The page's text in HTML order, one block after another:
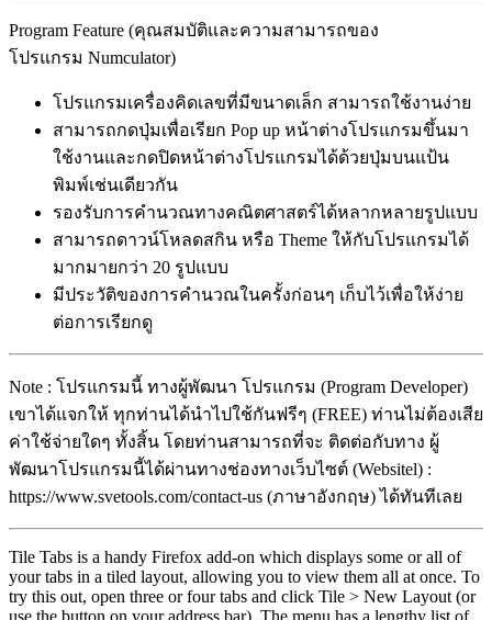
Program Feature (คุณสมบัติและความสามารถของ
โปรแกรม Numculator)
โปรแกรมเครื่องคิดเลขที่มีขนาดเล็ก สามารถใช้งานง่าย
สามารถกดปุ่มเพื่อเรียก Pop up หน้าต่างโปรแกรมขึ้นมา
ใช้งานและกดปิดหน้าต่างโปรแกรมได้ด้วยปุ่มบนแป้น
พิมพ์เช่นเดียวกัน
รองรับการคำนวณทางคณิตศาสตร์ได้หลากหลายรูปแบบ
สามารถดาวน์โหลดสกิน หรือ Theme ให้กับโปรแกรมได้
มากมายกว่า 20 รูปแบบ
มีประวัติของการคำนวณในครั้งก่อนๆ เก็บไว้เพื่อให้ง่าย
ต่อการเรียกดู
Note : โปรแกรมนี้ ทางผู้พัฒนา โปรแกรม (Program Developer)
เขาได้แจกให้ ทุกท่านได้นำไปใช้กันฟรีๆ (FREE) ท่านไม่ต้องเสีย
ค่าใช้จ่ายใดๆ ทั้งสิ้น โดยท่านสามารถที่จะ ติดต่อกับทาง ผู้
พัฒนาโปรแกรมนี้ได้ผ่านทางช่องทางเว็บไซต์ (Websitel) :
https://www.svetools.com/contact-us (ภาษาอังกฤษ) ได้ทันทีเลย
Tile Tabs is a handy Firefox add-on which displays some or all of
your tabs in a tiled layout, allowing you to view them all at once. To
try this out, open three or four tabs and click Tile > New Layout (or